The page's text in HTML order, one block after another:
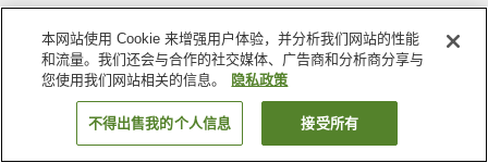
搜索客房
本网站使用 Cookie 来增强用户体验，并分析我们网站的性能
和流量。我们还会与合作的社交媒体、广告商和分析商分享与
您使用我们网站相关的信息。
隐私政策
不得出售我的个人信息 接受所有